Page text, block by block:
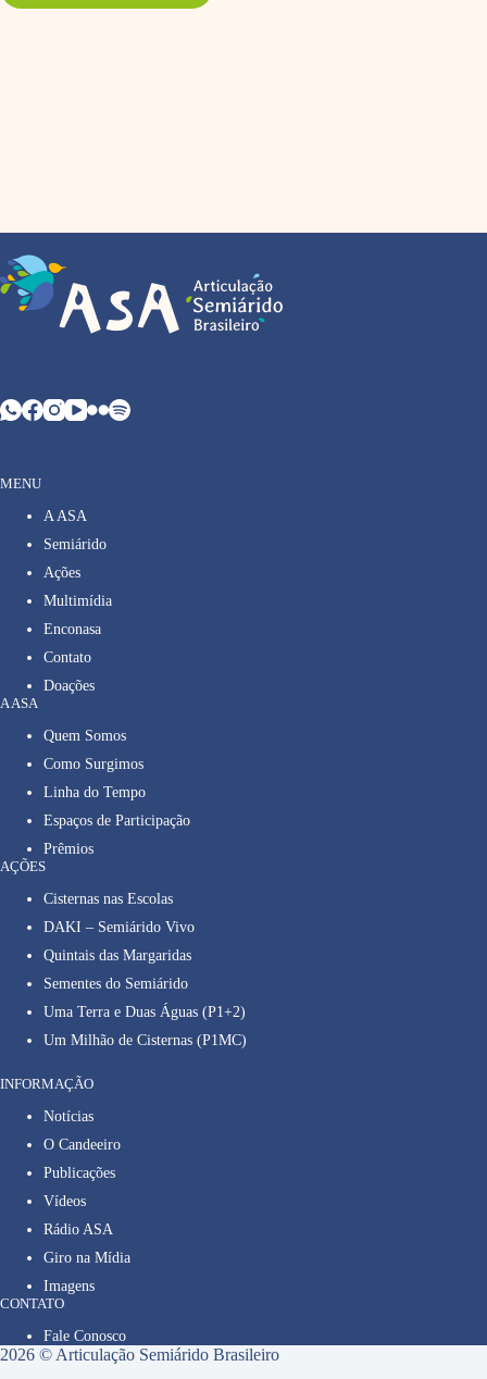
MENU
A ASA
Semiárido
Ações
Multimídia
Enconasa
Contato
Doações
A ASA
Quem Somos
Como Surgimos
Linha do Tempo
Espaços de Participação
Prêmios
AÇÕES
Cisternas nas Escolas
DAKI – Semiárido Vivo
Quintais das Margaridas
Sementes do Semiárido
Uma Terra e Duas Águas (P1+2)
Um Milhão de Cisternas (P1MC)
INFORMAÇÃO
Notícias
O Candeeiro
Publicações
Vídeos
Rádio ASA
Giro na Mídia
Imagens
CONTATO
Fale Conosco
2026 © Articulação Semiárido Brasileiro